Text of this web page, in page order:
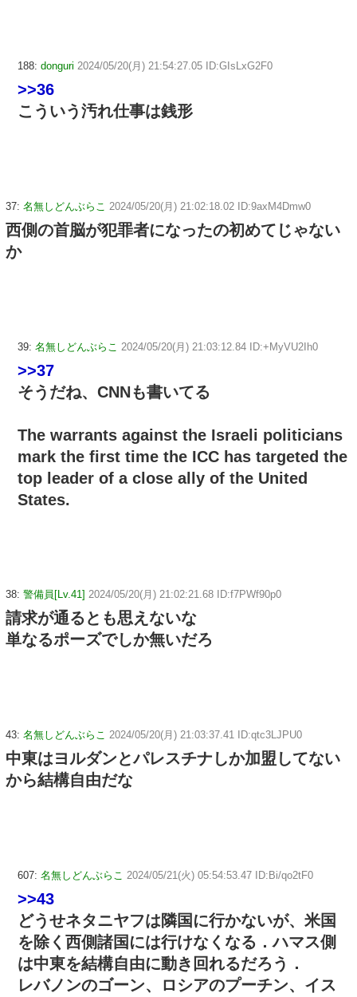
188: donguri 2024/05/20(月) 21:54:27.05 ID:GIsLxG2F0
>>36
こういう汚れ仕事は銭形
37: 名無しどんぶらこ 2024/05/20(月) 21:02:18.02 ID:9axM4Dmw0
西側の首脳が犯罪者になったの初めてじゃない
か
39: 名無しどんぶらこ 2024/05/20(月) 21:03:12.84 ID:+MyVU2Ih0
>>37
そうだね、CNNも書いてる
The warrants against the Israeli politicians
mark the first time the ICC has targeted the
top leader of a close ally of the United
States.
38: 警備員[Lv.41] 2024/05/20(月) 21:02:21.68 ID:f7PWf90p0
請求が通るとも思えないな
単なるポーズでしか無いだろ
43: 名無しどんぶらこ 2024/05/20(月) 21:03:37.41 ID:qtc3LJPU0
中東はヨルダンとパレスチナしか加盟してない
から結構自由だな
607: 名無しどんぶらこ 2024/05/21(火) 05:54:53.47 ID:Bi/qo2tF0
>>43
どうせネタニヤフは隣国に行かないが、米国
を除く西側諸国には行けなくなる．ハマス側
は中東を結構自由に動き回れるだろう．
レバノンのゴーン、ロシアのプーチン、イス